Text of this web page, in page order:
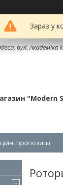
Зараз у
вул. Академіка
"Modern
пропозиції